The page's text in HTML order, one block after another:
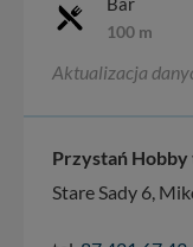
100 m
Aktualizacja
Przystań
Stare Sady 6,